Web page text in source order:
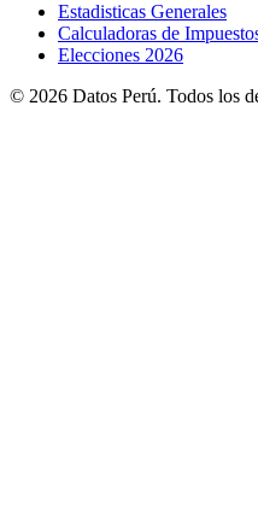
Estadisticas Generales
Calculadoras de
Elecciones 2026
© 2026 Datos Perú. Todos los